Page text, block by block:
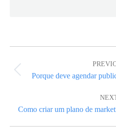
navigation
Porque deve agendar
Como criar um plano de